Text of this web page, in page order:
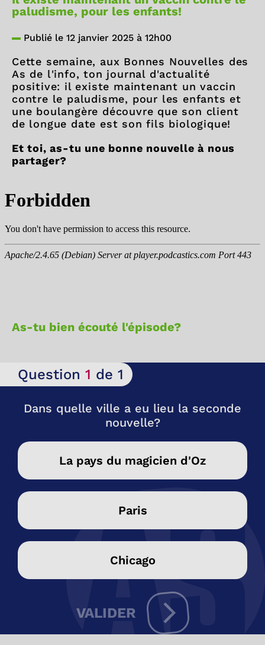
paludisme, pour les enfants!
Publié le 12 janvier 2025 à 12h00
Cette semaine, aux Bonnes Nouvelles des
As de l'info, ton journal d'actualité
positive: il existe maintenant un vaccin
contre le paludisme, pour les enfants et
une boulangère découvre que son client
de longue date est son fils biologique!
Et toi, as-tu une bonne nouvelle à nous
partager?
As-tu bien écouté l'épisode?
Question 1 de 1
Dans quelle ville a eu lieu la seconde
nouvelle?
La pays du magicien d'Oz
Paris
Chicago
VALIDER